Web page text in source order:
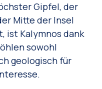
Gipfel, der
Mitte der Insel
ist Kalymnos dank
sowohl
geologisch für